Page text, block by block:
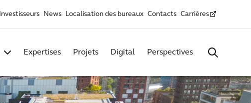
Investisseurs News Localisation des bureaux Contacts Carrières
Expertises Projets Digital Perspectives